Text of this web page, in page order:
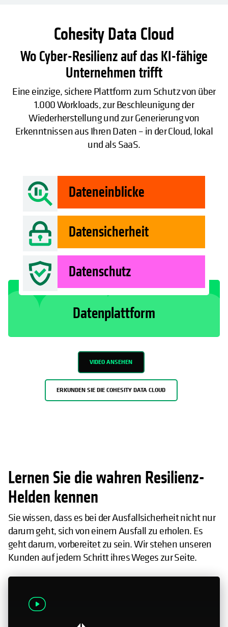
Cohesity Data Cloud
Wo Cyber-Resilienz auf das KI-fähige
Unternehmen trifft
Eine einzige, sichere Plattform zum Schutz von über
1.000 Workloads, zur Beschleunigung der
Wiederherstellung und zur Generierung von
Erkenntnissen aus Ihren Daten – in der Cloud, lokal
und als SaaS.
Dateneinblicke
Datensicherheit
Datenschutz
Datenplattform
VIDEO ANSEHEN
ERKUNDEN SIE DIE COHESITY DATA CLOUD
Lernen Sie die wahren Resilienz-
Helden kennen
Sie wissen, dass es bei der Ausfallsicherheit nicht nur
darum geht, sich von einem Ausfall zu erholen. Es
geht darum, vorbereitet zu sein. Wir stehen unseren
Kunden auf jedem Schritt ihres Weges zur Seite.